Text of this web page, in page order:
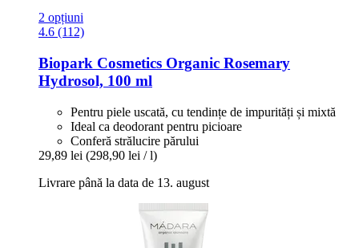
2 opțiuni
4.6 (112)
Biopark Cosmetics Organic Rosemary
Hydrosol, 100 ml
Pentru piele uscată, cu tendințe de impurități și mixtă
Ideal ca deodorant pentru picioare
Conferă strălucire părului
29,89 lei (298,90 lei / l)
Livrare până la data de 13. august